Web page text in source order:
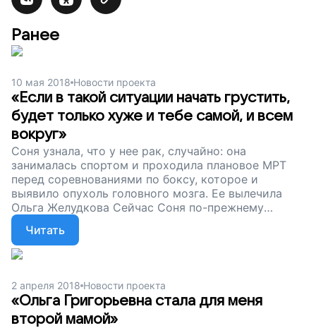
Ранее
10 мая 2018 Новости проекта
«Если в такой ситуации начать грустить,
будет только хуже и тебе самой, и всем
вокруг»
Соня узнала, что у нее рак, случайно: она
занималась спортом и проходила плановое МРТ
перед соревнованиями по боксу, которое и
выявило опухоль головного мозга. Ее вылечила
Ольга Желудкова Сейчас Соня по-прежнему
занимается боксом, учится в музыкальной школе и
строит планы. Мы хотим, чтобы детям с опухолями
головного мозга помогали не только в Москве, но
и в их родных городах. Для этого мы проводим
нейроонкологические семинары, где врачи
обмениваются опытом. Вы можете помочь
медикам лечить детей, просто поддержите наш
проект.
Читать
2 апреля 2018 Новости проекта
«Ольга Григорьевна стала для меня
второй мамой»